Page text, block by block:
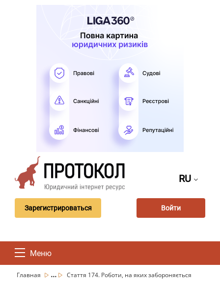
RU
Зарегистрироваться Войти
Меню
Главная ...
Стаття 174. Роботи, на яких забороняється